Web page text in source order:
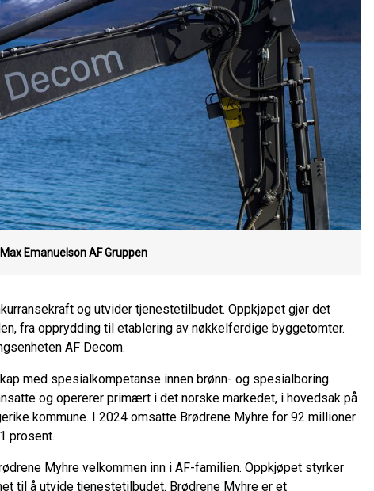
Max EmanuelsonAF Gruppen
og utvider tjenestetilbudet. Oppkjøpet gjør det
fra opprydding til etablering av nøkkelferdige byggetomter.
AF Decom.
med spesialkompetanse innen brønn- og spesialboring.
og opererer primært i det norske markedet, i hovedsak på
kommune. I 2024 omsatte Brødrene Myhre for 92 millioner
prosent.
Myhre velkommen inn i AF-familien. Oppkjøpet styrker
til å utvide tjenestetilbudet. Brødrene Myhre er et